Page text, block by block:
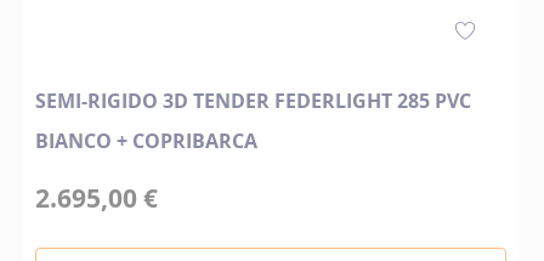
SEMI-RIGIDO 3D TENDER FEDERLIGHT 285 PVC
BIANCO + COPRIBARCA
2.695,00 €